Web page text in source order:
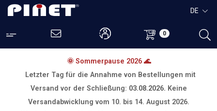
0
DE
🌞 Sommerpause 2026 🌊
Letzter Tag für die Annahme von Bestellungen mit
Versand vor der Schließung: 03.08.2026. Keine
Versandabwicklung vom 10. bis 14. August 2026.